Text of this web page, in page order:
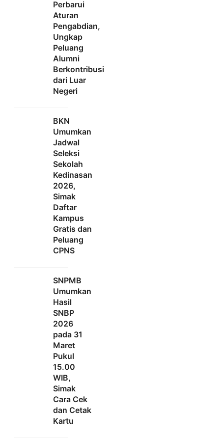
Perbarui
Aturan
Pengabdian,
Ungkap
Peluang
Alumni
Berkontribusi
dari Luar
Negeri
BKN
Umumkan
Jadwal
Seleksi
Sekolah
Kedinasan
2026,
Simak
Daftar
Kampus
Gratis dan
Peluang
CPNS
SNPMB
Umumkan
Hasil
SNBP
2026
pada 31
Maret
Pukul
15.00
WIB,
Simak
Cara Cek
dan Cetak
Kartu